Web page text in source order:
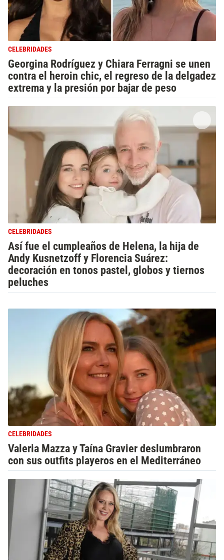
CELEBRIDADES
Georgina Rodríguez y Chiara Ferragni se unen
contra el heroin chic, el regreso de la delgadez
extrema y la presión por bajar de peso
CELEBRIDADES
Así fue el cumpleaños de Helena, la hija de
Andy Kusnetzoff y Florencia Suárez:
decoración en tonos pastel, globos y tiernos
peluches
CELEBRIDADES
Valeria Mazza y Taína Gravier deslumbraron
con sus outfits playeros en el Mediterráneo